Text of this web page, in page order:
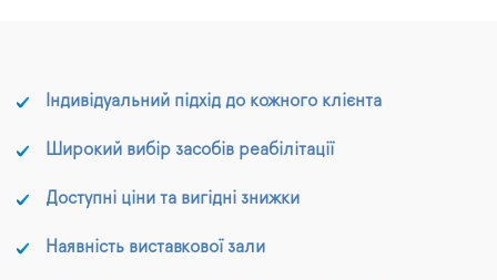
Індивідуальний підхід до кожного клієнта
Широкий вибір засобів реабілітації
Доступні ціни та вигідні знижки
Наявність виставкової зали